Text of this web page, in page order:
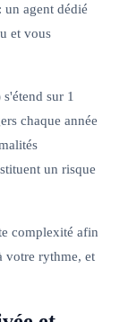
un agent dédié
et vous
sur 1
chaque année
un risque
complexité afin
votre rythme, et